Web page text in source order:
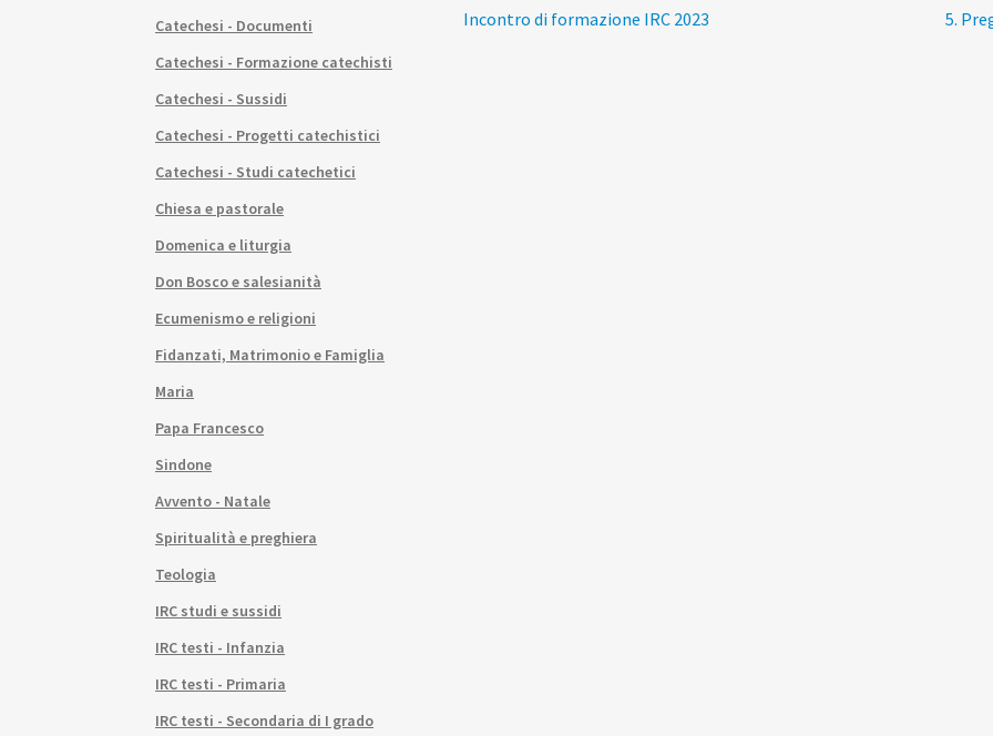
Navigazione
Articolo
Incontro di formazione IRC 2023 5.
Catechesi - Documenti
Catechesi - Formazione catechisti
Catechesi - Sussidi
Catechesi - Progetti catechistici
Catechesi - Studi catechetici
Chiesa e pastorale
Domenica e liturgia
Don Bosco e salesianità
Ecumenismo e religioni
Fidanzati, Matrimonio e Famiglia
Maria
Papa Francesco
Sindone
Avvento - Natale
Spiritualità e preghiera
Teologia
IRC studi e sussidi
IRC testi - Infanzia
IRC testi - Primaria
IRC testi - Secondaria di I grado